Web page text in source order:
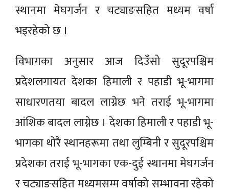
स्थानमा मेघगर्जन र चट्याङसहित मध्यम वर्षा
भइरहेको छ ।
विभागका अनुसार आज दिउँसो सुदूरपश्चिम
प्रदेशलगायत देशका हिमाली र पहाडी भू-भागमा
साधारणतया बादल लाग्नेछ भने तराई भू-भागमा
आंशिक बादल लाग्नेछ । देशका हिमाली र पहाडी भू-
भागका थोरै स्थानहरूमा तथा लुम्बिनी र सुदूरपश्चिम
प्रदेशका तराई भू-भागका एक-दुई स्थानमा मेघगर्जन
र चट्याङसहित मध्यमसम्म वर्षाको सम्भावना रहेको